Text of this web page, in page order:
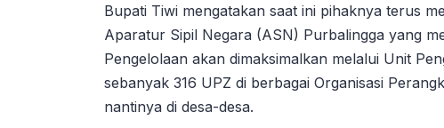
Bupati Tiwi mengatakan saat ini pihaknya terus
Aparatur Sipil Negara (ASN) Purbalingga yang
Pengelolaan akan dimaksimalkan melalui Unit
sebanyak 316 UPZ di berbagai Organisasi
nantinya di desa-desa.